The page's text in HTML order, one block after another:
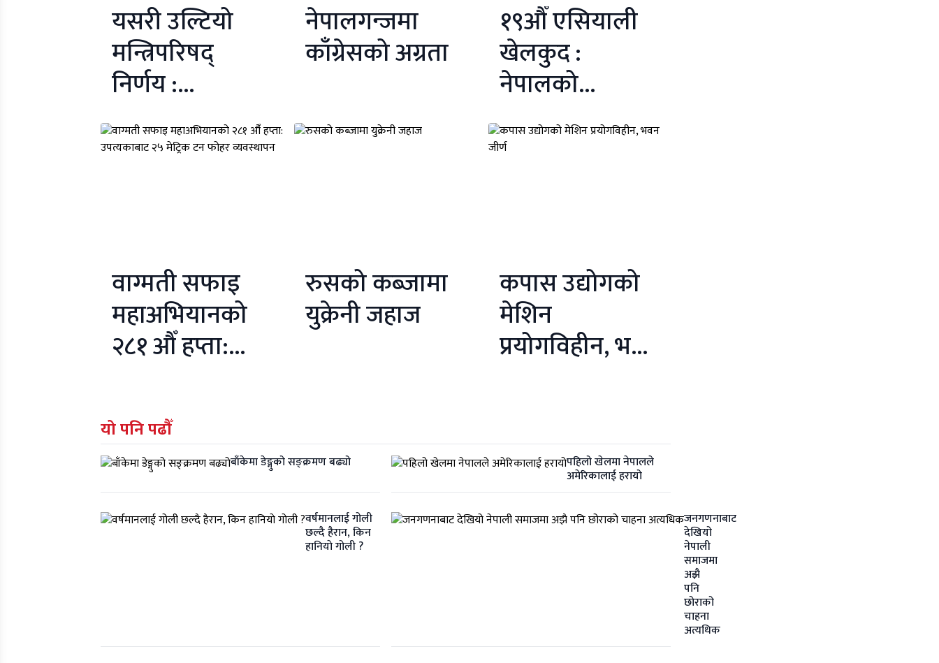
यसरी उल्टियो
मन्त्रिपरिषद्
निर्णय :
सार्वजनिक
पदधारण गरेको
नेपालगन्जमा
काँग्रेसको अग्रता
१९औँ एसियाली
खेलकुद :
नेपालको
निराशाजनक खेल
प्रदर्शन
वाग्मती सफाइ
महाअभियानको
२८१ औँ हप्ता:
मेट्रिक टन फोहर
व्यवस्थापन
रुसको कब्जामा
युक्रेनी जहाज
कपास उद्योगको
मेशिन
प्रयोगविहीन, भवन
यो पनि पढौँ
बाँकेमा डेङ्गुको सङ्क्रमण बढ्यो पहिलो खेलमा नेपालले
अमेरिकालाई हरायो
वर्षमानलाई गोली
छल्दै हैरान, किन
हानियाे गोली ?
जनगणनाबाट
देखियो
नेपाली
समाजमा
अझै
पनि
छोराको
चाहना
अत्यधिक